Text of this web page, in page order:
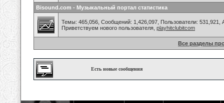
Bisound.com - Музыкальный портал статистика
Темы: 465,056, Сообщений: 1,426,097, Пользователи: 531,921,
Приветствуем нового пользователя, playhitclubitcom
Все разделы
Есть новые сообщения